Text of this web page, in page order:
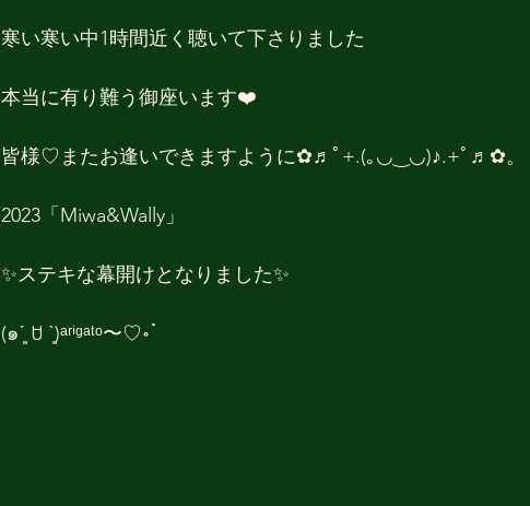
寒い寒い中1時間近く聴いて下さりました
本当に有り難う御座います❤️
皆様♡またお逢いできますように✿♬ﾟ+.(｡◡‿◡)♪.+ﾟ♬✿。
2023「Miwa&Wally」
✨ステキな幕開けとなりました✨
(๑ˊ͈ ꇴ ˋ͈)ᵃʳⁱᵍᵃᵗᵒ〜♡॰ॱ